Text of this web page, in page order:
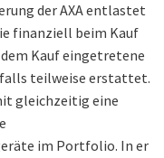
der AXA entlastet
finanziell beim Kauf
Kauf eingetretene
teilweise erstattet.
gleichzeitig eine
im Portfolio. In er